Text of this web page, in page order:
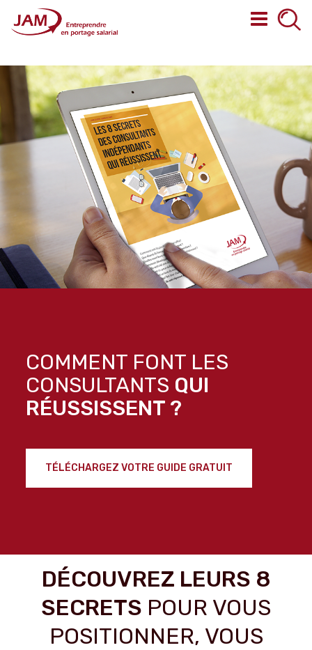
COMMENT FONT LES
CONSULTANTS QUI
RÉUSSISSENT ?
TÉLÉCHARGEZ VOTRE GUIDE GRATUIT
DÉCOUVREZ LEURS 8
SECRETS POUR VOUS
POSITIONNER, VOUS